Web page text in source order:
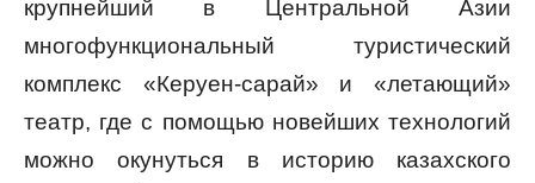
крупнейший в Центральной Азии
многофункциональный туристический
комплекс «Керуен-сарай» и «летающий»
театр, где с помощью новейших технологий
можно окунуться в историю казахского